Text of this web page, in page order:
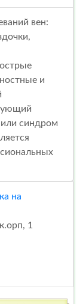
вен:
и
или синдром
на
1